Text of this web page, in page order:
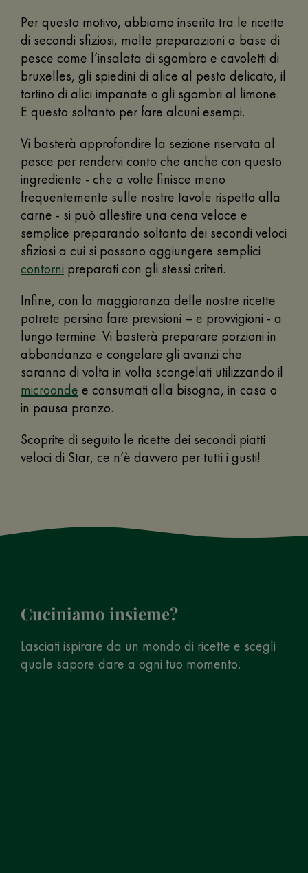
Per questo motivo, abbiamo inserito tra le ricette
di secondi sfiziosi, molte preparazioni a base di
pesce come l’insalata di sgombro e cavoletti di
bruxelles, gli spiedini di alice al pesto delicato, il
tortino di alici impanate o gli sgombri al limone.
E questo soltanto per fare alcuni esempi.
Vi basterà approfondire la sezione riservata al
pesce per rendervi conto che anche con questo
ingrediente - che a volte finisce meno
frequentemente sulle nostre tavole rispetto alla
carne - si può allestire una cena veloce e
semplice preparando soltanto dei secondi veloci
sfiziosi a cui si possono aggiungere semplici
contorni preparati con gli stessi criteri.
Infine, con la maggioranza delle nostre ricette
potrete persino fare previsioni – e provvigioni - a
lungo termine. Vi basterà preparare porzioni in
abbondanza e congelare gli avanzi che
saranno di volta in volta scongelati utilizzando il
microonde e consumati alla bisogna, in casa o
in pausa pranzo.
Scoprite di seguito le ricette dei secondi piatti
veloci di Star, ce n’è davvero per tutti i gusti!
Cuciniamo insieme?
Lasciati ispirare da un mondo di ricette e scegli
quale sapore dare a ogni tuo momento.